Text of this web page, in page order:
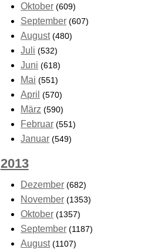
Oktober (609)
September (607)
August (480)
Juli (532)
Juni (618)
Mai (551)
April (570)
März (590)
Februar (551)
Januar (549)
2013
Dezember (682)
November (1353)
Oktober (1357)
September (1187)
August (1107)